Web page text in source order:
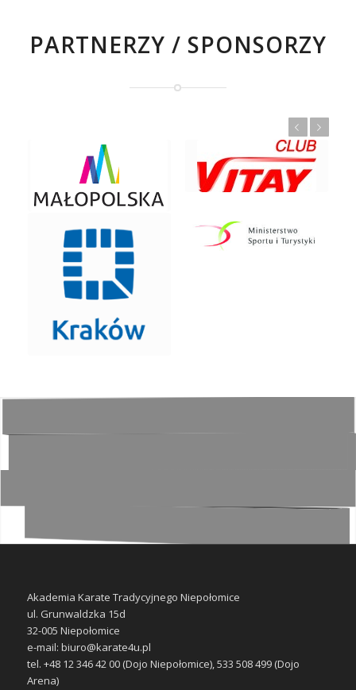
PARTNERZY / SPONSORZY
Akademia Karate Tradycyjnego Niepołomice
ul. Grunwaldzka 15d